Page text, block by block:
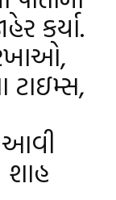
કર્યા.
ટાઇમ્સ,
આવી